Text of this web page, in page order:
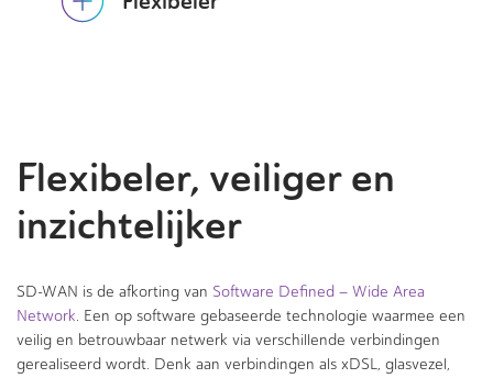
Flexibeler, veiliger en
inzichtelijker
SD-WAN is de afkorting van Software Defined – Wide Area
Network. Een op software gebaseerde technologie waarmee een
veilig en betrouwbaar netwerk via verschillende verbindingen
gerealiseerd wordt. Denk aan verbindingen als xDSL, glasvezel,